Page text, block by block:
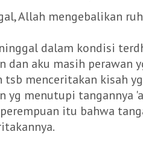
Allah mengebalikan
dalam kondisi
dan aku masih perawan
tsb menceritakan kisah
yg menutupi tangannya
itu bahwa